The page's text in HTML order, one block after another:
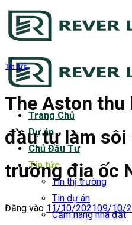
Bỏ
qua
dung
Trang Chủ
Dự án
Chủ Đầu Tư
Tin tức
Tin thị trường
Tin dự án
Cẩm nang nhà đất
Tin tức
The Aston thu
đầu tư làm
trường địa ốc
Đăng vào 11/10/202109/10/